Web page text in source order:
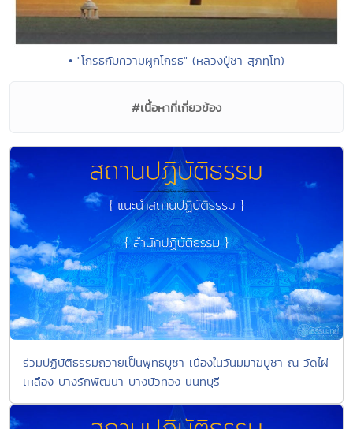
• "โกรธกับความผูกโกรธ" (หลวงปู่ชา สุภทฺโท)
#เนื้อหาที่เกี่ยวข้อง
ร่วมปฏิบัติธรรมถวายเป็นพุทธบูชา เนื่องในวันมมาฆบูชา ณ วัดไผ่
เหลือง บางรักพัฒนา บางบัวทอง นนทบุรี